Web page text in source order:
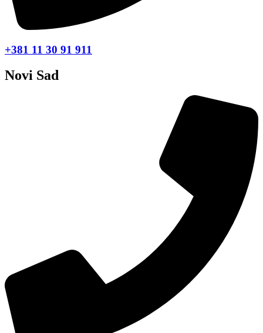
+381 11 30 91 911
Novi Sad